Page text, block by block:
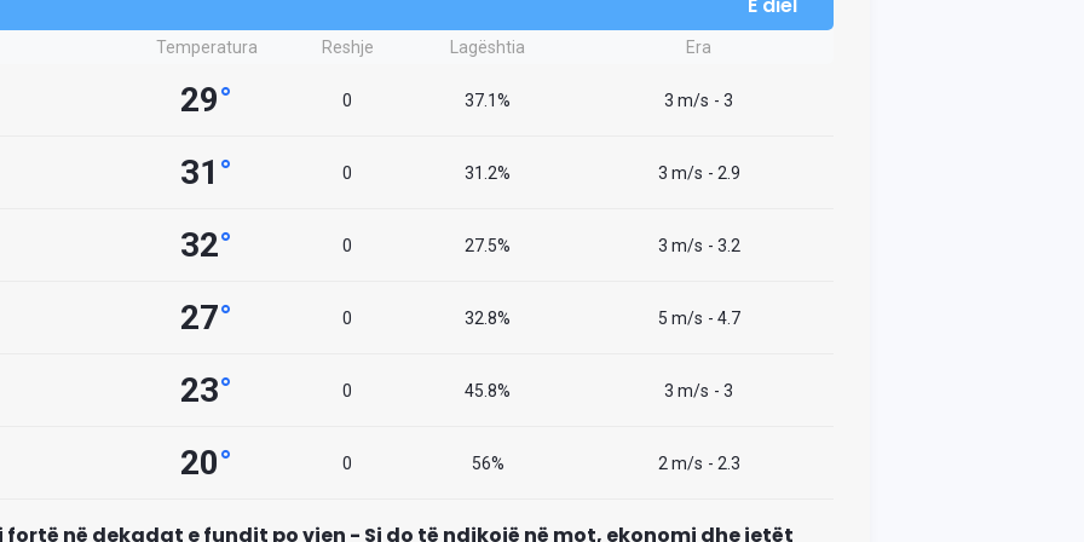
E diel
Temperatura Reshje Lagështia Era
29° 0 37.1% 3 m/s - 3
31 ° 0 31.2% 3 m/s - 2.9
32° 0 27.5% 3 m/s - 3.2
27° 0 32.8% 5 m/s - 4.7
23° 0 45.8% 3 m/s - 3
20° 0 56% 2 m/s - 2.3
i fortë në dekadat e fundit po vjen - Si do të ndikojë në mot, ekonomi dhe jetët